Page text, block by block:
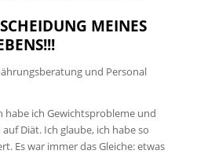
MEINES
und Personal
habe ich Gewichtsprobleme und
Diät. Ich glaube, ich habe so
Es war immer das Gleiche: etwas